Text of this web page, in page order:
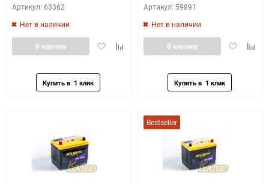
Артикул: 63362
Нет в наличии
ДобавитьДобавить
В корзину
Артикул: 59891
Нет в наличии
Добавить
В корзину
Bestseller